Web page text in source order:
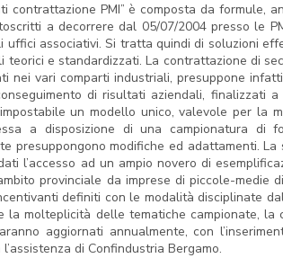
contrattazione PMI” è composta da
a decorrere dal 05/07/2004 presso le
uffici associativi. Si tratta quindi di soluzioni
teorici e standardizzati. La contrattazione di
nei vari comparti industriali, presuppone
di risultati aziendali, finalizzati
un modello unico, valevole per la
a disposizione di una campionatura di
presuppongono modifiche ed adattamenti.
l’accesso ad un ampio novero di
provinciale da imprese di piccole-medie
definiti con le modalità disciplinate
la molteplicità delle tematiche campionate,
aggiornati annualmente, con
l’assistenza di Confindustria Bergamo.